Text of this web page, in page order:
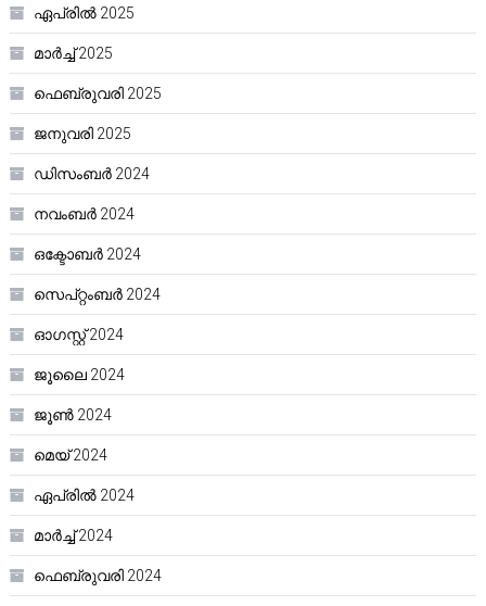
ഏപ്രിൽ 2025
മാർച്ച്‌ 2025
ഫെബ്രുവരി 2025
ജനുവരി 2025
ഡിസംബർ 2024
നവംബർ 2024
ഒക്ടോബർ 2024
സെപ്റ്റംബർ 2024
ഓഗസ്റ്റ്‌ 2024
ജൂലൈ 2024
ജൂൺ 2024
മെയ്‌ 2024
ഏപ്രിൽ 2024
മാർച്ച്‌ 2024
ഫെബ്രുവരി 2024